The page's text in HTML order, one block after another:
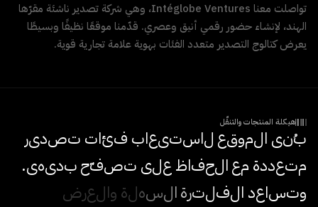
تواصلت معنا Intéglobe Ventures، وهي شركة تصدير ناشئة مقرّها
الهند، لإنشاء حضور رقمي أنيق وعصري. قدّمنا موقعًا نظيفًا وبسيطًا
يعرض كتالوج التصدير متعدد الفئات بهوية علامة تجارية قوية.
هيكلة المنتجات والتنقّل
بني الموقع لاستيعاب فئات تصدير
متعددة معالحفاظ على تصفحبديهي.
وتساعد الفلترةالسهلة والعرض